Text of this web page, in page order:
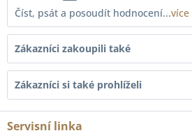
Číst, psát a posoudít hodnocení...více
Zákazníci zakoupili také
Zákazníci si také prohlíželi
Servisní linka